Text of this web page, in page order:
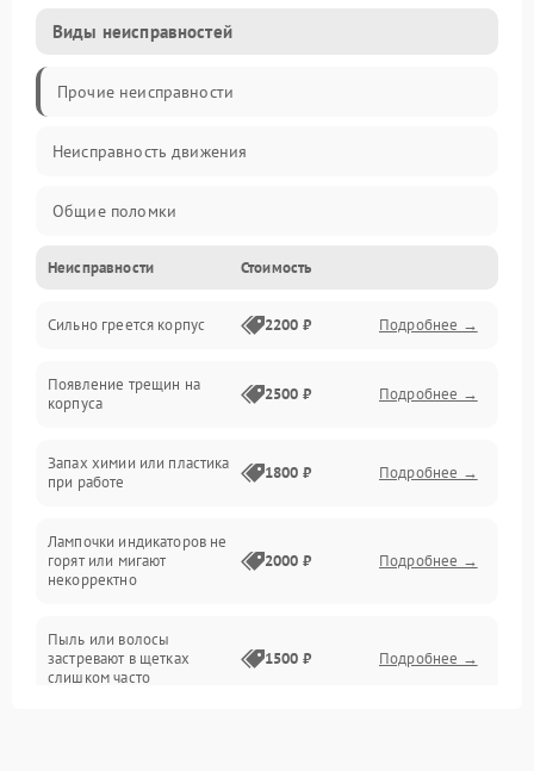
Виды неисправностей
Прочие неисправности
Неисправность движения
Общие поломки
Неисправность датчиков
Неисправность программного обеспечения
Проблемы с сигналом
Батарея
Программные сбои
Неисправности Стоимость
Сильно греется корпус 2200 ₽ Подробнее →
Появление трещин на
корпуса
2500 ₽ Подробнее →
Запах химии или пластика
при работе
1800 ₽ Подробнее →
Лампочки индикаторов не
горят или мигают
некорректно
2000 ₽ Подробнее →
Пыль или волосы
застревают в щетках
слишком часто
1500 ₽ Подробнее →